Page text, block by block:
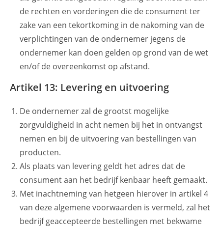
de rechten en vorderingen die de consument ter
zake van een tekortkoming in de nakoming van de
verplichtingen van de ondernemer jegens de
ondernemer kan doen gelden op grond van de wet
en/of de overeenkomst op afstand.
Artikel 13: Levering en uitvoering
De ondernemer zal de grootst mogelijke
zorgvuldigheid in acht nemen bij het in ontvangst
nemen en bij de uitvoering van bestellingen van
producten.
Als plaats van levering geldt het adres dat de
consument aan het bedrijf kenbaar heeft gemaakt.
Met inachtneming van hetgeen hierover in artikel 4
van deze algemene voorwaarden is vermeld, zal het
bedrijf geaccepteerde bestellingen met bekwame